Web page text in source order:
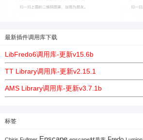
最新插件调用库下载
LibFredo6调用库-更新v15.6b
TT Library调用库-更新v2.15.1
AMS Library调用库-更新v3.7.1b
标签